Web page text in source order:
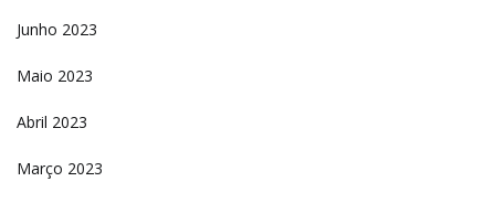
Junho 2023
Maio 2023
Abril 2023
Março 2023